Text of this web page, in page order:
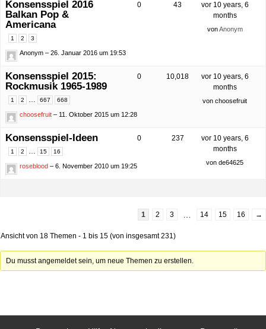
Konsensspiel 2016
Balkan Pop &
Americana
1 2 3
Anonym – 26. Januar 2016 um 19:53
0 43
vor 10 years, 6
months
vonAnonym
Konsensspiel 2015:
Rockmusik 1965-1989
1 2 … 667 668
choosefruit – 11. Oktober 2015 um 12:28
0 10,018
vor 10 years, 6
months
vonchoosefruit
Konsensspiel-Ideen
1 2 … 15 16
roseblood – 6. November 2010 um 19:25
0 237
vor 10 years, 6
months
vonde64625
1 2 3 14 15 16 →
Ansicht von 18 Themen - 1 bis 15 (von insgesamt 231)
Du musst angemeldet sein, um neue Themen zu erstellen.